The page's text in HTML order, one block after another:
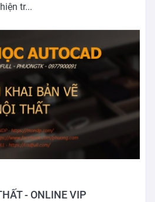
tr...
- ONLINE VIP